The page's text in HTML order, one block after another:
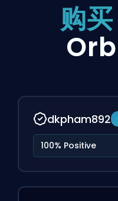
购买
Orb
dkpham892
100% Positive